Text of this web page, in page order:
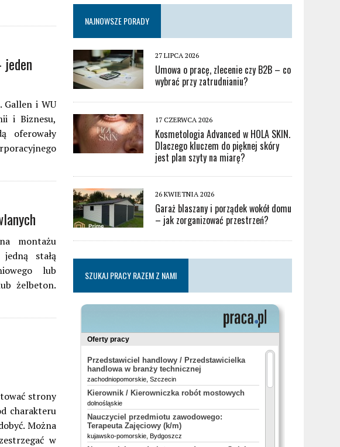
Gallen i WU
i Biznesu,
oferowały
montażu
stałą
lub
żelbeton.
strony
charakteru
Można
w
NAJNOWSZE PORADY
27 LIPCA 2026
Umowa o pracę, zlecenie czy B2B – co
wybrać przy zatrudnianiu?
17 CZERWCA 2026
Kosmetologia Advanced w HOLA SKIN.
Dlaczego kluczem do pięknej skóry
jest plan szyty na miarę?
26 KWIETNIA 2026
Garaż blaszany i porządek wokół domu
– jak zorganizować przestrzeń?
SZUKAJ PRACY RAZEM Z NAMI